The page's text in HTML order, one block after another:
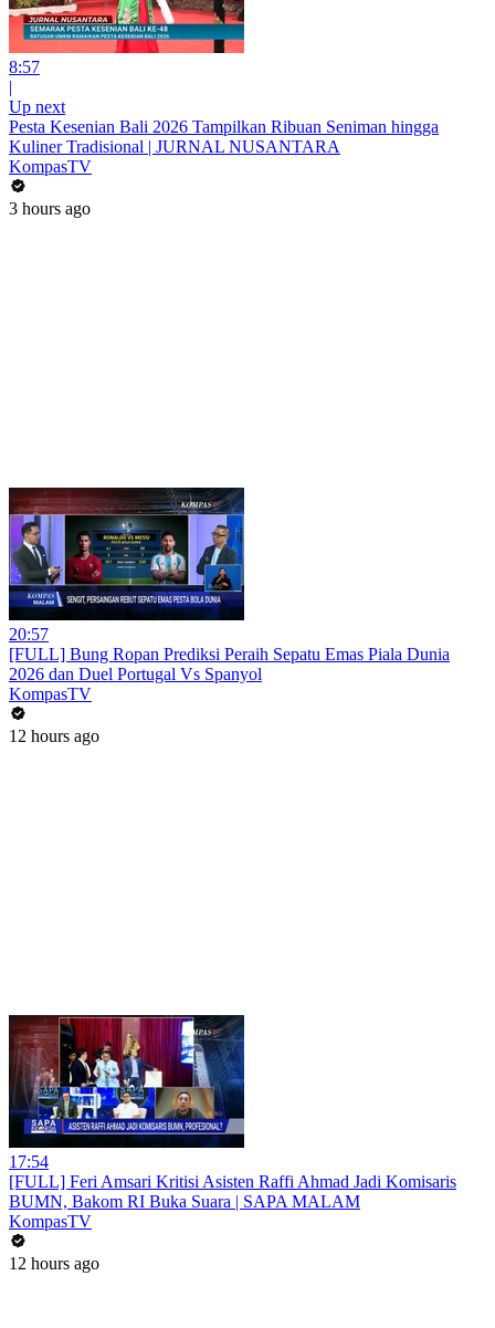
8:57
|
Up next
Pesta Kesenian Bali 2026 Tampilkan Ribuan Seniman hingga
Kuliner Tradisional | JURNAL NUSANTARA
KompasTV
3 hours ago
20:57
[FULL] Bung Ropan Prediksi Peraih Sepatu Emas Piala Dunia
2026 dan Duel Portugal Vs Spanyol
KompasTV
12 hours ago
17:54
[FULL] Feri Amsari Kritisi Asisten Raffi Ahmad Jadi Komisaris
BUMN, Bakom RI Buka Suara | SAPA MALAM
KompasTV
12 hours ago